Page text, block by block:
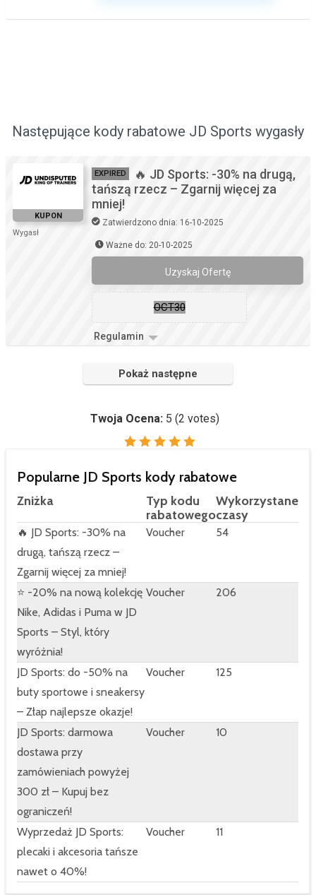
Następujące kody rabatowe JD Sports wygasły
KUPON
Wygasł
EXPIRED
🔥 JD Sports: -30% na drugą,
tańszą rzecz – Zgarnij więcej za
mniej!
Zatwierdzono dnia: 16-10-2025
Ważne do: 20-10-2025
Uzyskaj Ofertę
OCT30
Regulamin
Pokaż następne
Twoja Ocena: 5 (2 votes)
Popularne JD Sports kody rabatowe
Zniżka
Typ kodu
rabatowego
Wykorzystane
czasy
🔥 JD Sports: -30% na
drugą, tańszą rzecz –
Zgarnij więcej za mniej!
Voucher 54
⭐ -20% na nową kolekcję
Nike, Adidas i Puma w JD
Sports – Styl, który
wyróżnia!
Voucher 206
JD Sports: do -50% na
buty sportowe i sneakersy
– Złap najlepsze okazje!
Voucher 125
JD Sports: darmowa
dostawa przy
zamówieniach powyżej
300 zł – Kupuj bez
ograniczeń!
Voucher 10
Wyprzedaż JD Sports:
plecaki i akcesoria tańsze
nawet o 40%!
Voucher 11